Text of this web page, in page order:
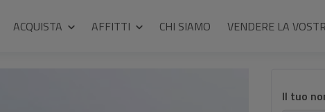
ACQUISTA AFFITTI CHI SIAMO VENDERE LA
Il tuo